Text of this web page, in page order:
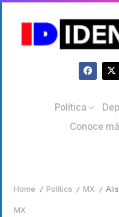
Política
Conoce
Home / Política / MX /
MX